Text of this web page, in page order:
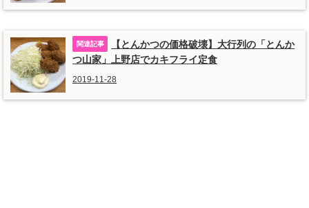
【とんかつの価格破壊】大行列の「とんか
つ山家」上野店でカキフライ定食
2019-11-28